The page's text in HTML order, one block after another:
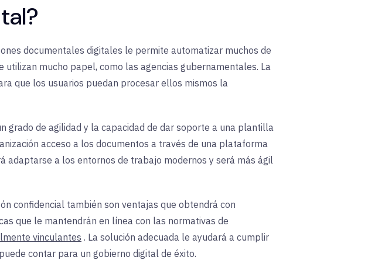
documentales digitales le permite automatizar muchos de
mucho papel, como las agencias gubernamentales. La
que los usuarios puedan procesar ellos mismos la
de agilidad y la capacidad de dar soporte a una plantilla
acceso a los documentos a través de una plataforma
a los entornos de trabajo modernos y será más ágil
confidencial también son ventajas que obtendrá con
que le mantendrán en línea con las normativas de
vinculantes . La solución adecuada le ayudará a cumplir
contar para un gobierno digital de éxito.